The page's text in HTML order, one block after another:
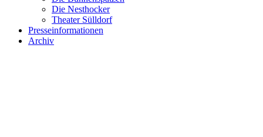
Die Nesthocker
Theater Sülldorf
Presseinformationen
Archiv